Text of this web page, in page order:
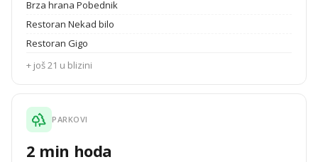
Brza hrana Pobednik
Restoran Nekad bilo
Restoran Gigo
+ još 21 u blizini
PARKOVI
2 min hoda